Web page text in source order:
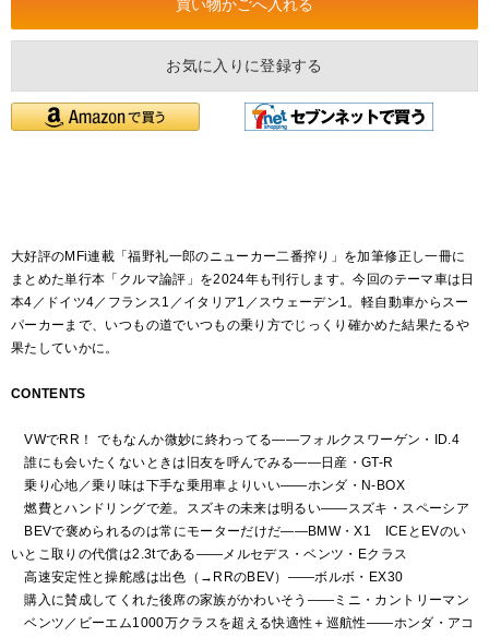
お気に入りに登録する
大好評のMFi連載「福野礼一郎のニューカー二番搾り」を加筆修正し一冊に
まとめた単行本「クルマ論評」を2024年も刊行します。今回のテーマ車は日
本4／ドイツ4／フランス1／イタリア1／スウェーデン1。軽自動車からスー
パーカーまで、いつもの道でいつもの乗り方でじっくり確かめた結果たるや
果たしていかに。
CONTENTS
VWでRR！ でもなんか微妙に終わってる――フォルクスワーゲン・ID.4
誰にも会いたくないときは旧友を呼んでみる――日産・GT-R
乗り心地／乗り味は下手な乗用車よりいい――ホンダ・N-BOX
燃費とハンドリングで差。スズキの未来は明るい――スズキ・スペーシア
BEVで褒められるのは常にモーターだけだ――BMW・X1 ICEとEVのい
いとこ取りの代償は2.3tである――メルセデス・ベンツ・Eクラス
高速安定性と操舵感は出色（→RRのBEV）――ボルボ・EX30
購入に賛成してくれた後席の家族がかわいそう――ミニ・カントリーマン
ベンツ／ビーエム1000万クラスを超える快適性＋巡航性――ホンダ・アコ